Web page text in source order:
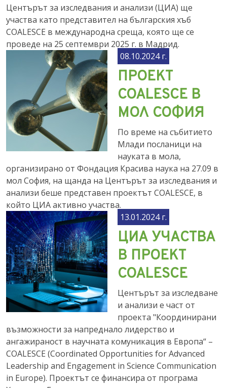
Центърът за изследвания и анализи (ЦИА) ще
участва като представител на българския хъб
COALESCE в международна среща, която ще се
проведе на 25 септември 2025 г. в Мадрид.
08.10.2024 г.
ПРОЕКТ
COALESCE В
МОЛ СОФИЯ
По време на събитието
Млади посланици на
науката в мола,
организирано от Фондация Красива наука на 27.09 в
мол София, на щанда на Центърът за изследвания и
анализи беше представен проектът COALESCE, в
който ЦИА активно участва.
13.01.2024 г.
ЦИА УЧАСТВА
В ПРОЕКТ
COALESCE
Центърът за изследване
и анализи е част от
проекта "Координирани
възможности за напреднало лидерство и
ангажираност в научната комуникация в Европа“ –
COALESCE (Coordinated Opportunities for Advanced
Leadership and Engagement in Science Communication
in Europe). Проектът се финансира от програма